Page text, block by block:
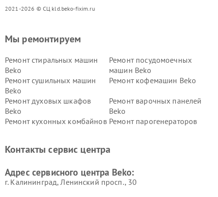
2021-2026 © СЦ kld.beko-fixim.ru
Мы ремонтируем
Ремонт стиральных машин
Beko
Ремонт посудомоечных
машин Beko
Ремонт сушильных машин
Beko
Ремонт кофемашин Beko
Ремонт духовых шкафов
Beko
Ремонт варочных панелей
Beko
Ремонт кухонных комбайнов Ремонт парогенераторов
Ремонт холодильников Beko Ремонт морозильных камер
Контакты сервис центра
Адрес сервисного центра Beko:
г. Калининград, Ленинский просп., 30